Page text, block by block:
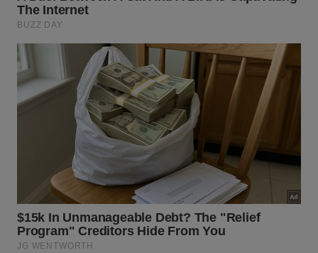
A escolha dos materiais corretos determina o
sucesso dessa instalação voltada para a otimização
de cômodos pequenos. Optar pormadeirasde
tonalidades claras acentua os traços do design
escandinavo, ampliando a perception luminosa e
espacial de corredores ou cantos esquecidos.
estruturaem uma altura confortável garante
adequado das camisas sem amassar as
barras inferiores. Esse cuidado estrutural simples
assegura que a arrumação permaneça intacta,
consolidando um sistema prático que atende
perfeitamente às demandas dinâmicas cotidianas.